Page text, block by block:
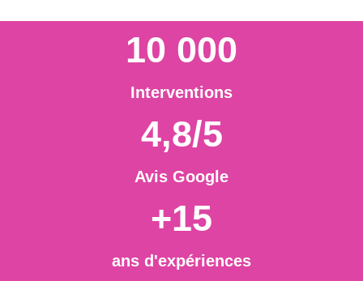
10 000
Interventions
4,8/5
Avis Google
+15
ans d'expériences